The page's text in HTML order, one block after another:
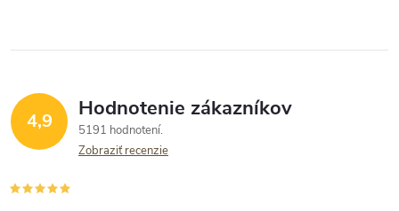
4,9 Hodnotenie zákazníkov
5191 hodnotení
Zobraziť recenzie